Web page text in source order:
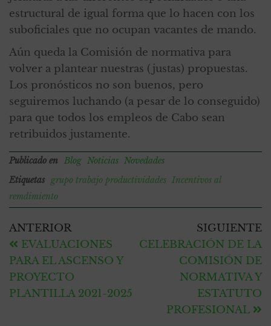
estructural de igual forma que lo hacen con los
suboficiales que no ocupan vacantes de mando.
Aún queda la Comisión de normativa para
volver a plantear nuestras (justas) propuestas.
Los pronósticos no son buenos, pero
seguiremos luchando (a pesar de lo conseguido)
para que todos los empleos de Cabo sean
retribuidos justamente.
Publicado en Blog Noticias Novedades
Etiquetas grupo trabajo productividades Incentivos al
remdimiento
ANTERIOR
EVALUACIONES
PARA EL ASCENSO Y
PROYECTO
PLANTILLA 2021-2025
SIGUIENTE
CELEBRACIÓN DE LA
COMISIÓN DE
NORMATIVA Y
ESTATUTO
PROFESIONAL